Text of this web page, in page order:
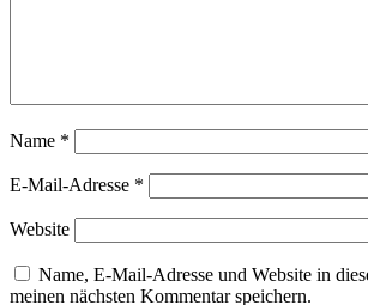
Name *
E-Mail-Adresse *
Website
Name, E-Mail-Adresse und Website in
meinen nächsten Kommentar speichern.